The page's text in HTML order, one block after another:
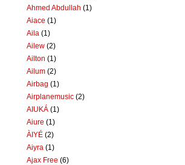
Ahmed Abdullah (1)
Aiace (1)
Aila (1)
Ailew (2)
Ailton (1)
Ailum (2)
Airbag (1)
Airplanemusic (2)
AIUKÁ (1)
Aiure (1)
ÀIYÉ (2)
Aiyra (1)
Ajax Free (6)